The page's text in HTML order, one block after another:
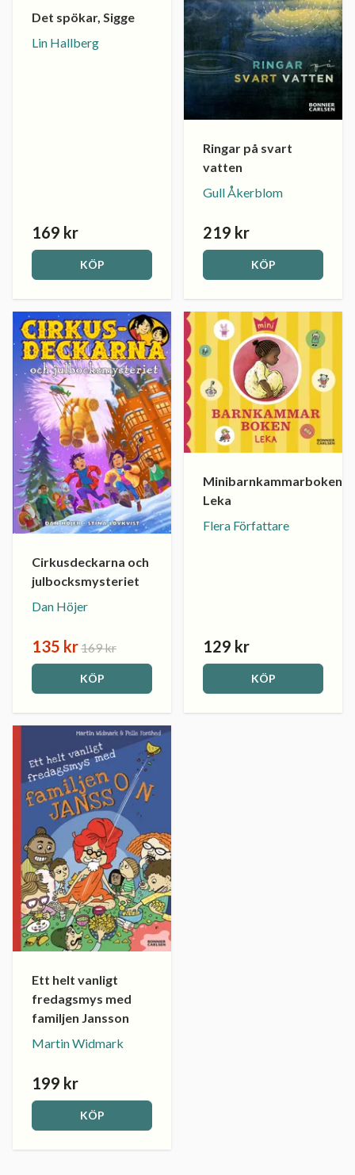
Det spökar, Sigge
Lin Hallberg
169 kr
KÖP
Ringar på svart
vatten
Gull Åkerblom
219 kr
KÖP
Cirkusdeckarna och
julbocksmysteriet
Dan Höjer
135 kr169 kr
KÖP
Minibarnkammarboken.
Leka
Flera Författare
129 kr
KÖP
Ett helt vanligt
fredagsmys med
familjen Jansson
Martin Widmark
199 kr
KÖP